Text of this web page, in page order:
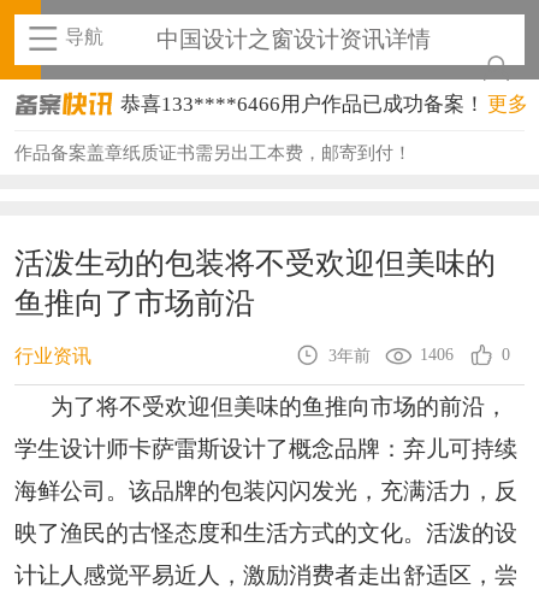
导航 中国设计之窗设计资讯详情
恭喜133****6466用户作品已成功备案！
恭喜131****1475用户作品已成功备案！
恭喜138****8638用户作品已成功备案！
恭喜133****9020用户作品已成功备案！
恭喜136****9807用户作品已成功备案！
恭喜159****4930用户作品已成功备案！
恭喜150****6483用户作品已成功备案！
恭喜131****2473用户作品已成功备案！
恭喜159****4201用户作品已成功备案！
更多
作品备案盖章纸质证书需另出工本费，邮寄到付！
活泼生动的包装将不受欢迎但美味的
鱼推向了市场前沿
行业资讯 3年前 1406 0
为了将不受欢迎但美味的鱼推向市场的前沿，
学生设计师卡萨雷斯设计了概念品牌：弃儿可持续
海鲜公司。该品牌的包装闪闪发光，充满活力，反
映了渔民的古怪态度和生活方式的文化。活泼的设
计让人感觉平易近人，激励消费者走出舒适区，尝